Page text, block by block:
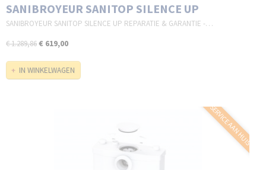
SANIBROYEUR SANITOP SILENCE UP
SANIBROYEUR SANITOP SILENCE UP REPARATIE & GARANTIE -…
€ 1.289,86€ 619,00
IN WINKELWAGEN
SERVICE AAN HUIS